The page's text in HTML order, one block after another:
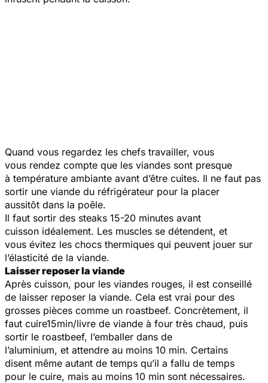
Quand vous regardez les chefs travailler, vous
vous rendez compte que les viandes sont presque
à température ambiante avant d’être cuites. Il ne faut pas
sortir une viande du réfrigérateur pour la placer
aussitôt dans la poêle.
Il faut sortir des steaks 15-20 minutes avant
cuisson idéalement. Les muscles se détendent, et
vous évitez les chocs thermiques qui peuvent jouer sur
l’élasticité de la viande.
Laisser reposer la viande
Après cuisson, pour les viandes rouges, il est conseillé
de laisser reposer la viande. Cela est vrai pour des
grosses pièces comme un roastbeef. Concrètement, il
faut cuire15min/livre de viande à four très chaud, puis
sortir le roastbeef, l’emballer dans de
l’aluminium, et attendre au moins 10 min. Certains
disent même autant de temps qu’il a fallu de temps
pour le cuire, mais au moins 10 min sont nécessaires.